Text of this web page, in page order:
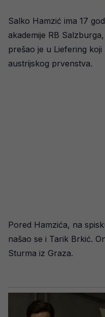
Salko Hamzić ima 17
akademije RB
prešao je u Liefering
austrijskog prvenstva.
Pored Hamzića, na
našao se i Tarik Brkić.
Sturma iz Graza.